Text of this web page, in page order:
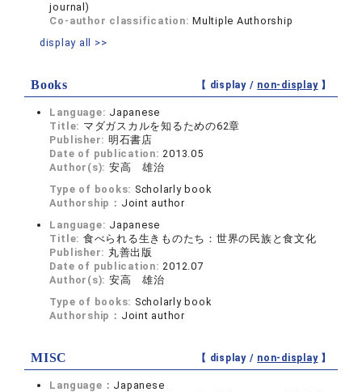
journal)
Co-author classification:Multiple Authorship
display all >>
Books 【 display / non-display】
Language: Japanese
Title: マダガスカルを知るための62章
Publisher: 明石書店
Date of publication:2013.05
Author(s): 安高 雄治
Type of books: Scholarly book
Authorship： Joint author
Language: Japanese
Title: 食べられる生きものたち：世界の民族と食文化
Publisher: 丸善出版
Date of publication:2012.07
Author(s): 安高 雄治
Type of books: Scholarly book
Authorship： Joint author
MISC 【 display / non-display】
Language： Japanese